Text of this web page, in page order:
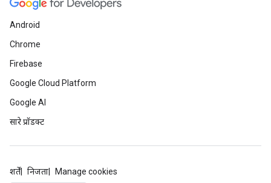
Android
Chrome
Firebase
Google Cloud Platform
Google AI
सारे प्रॉडक्ट
शर्तें निजता Manage cookies